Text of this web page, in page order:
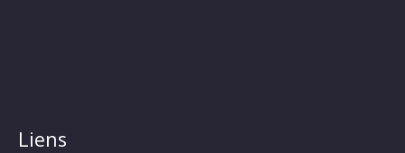
Liens